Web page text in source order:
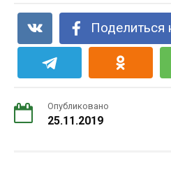
Поделиться
Опубликовано
25.11.2019